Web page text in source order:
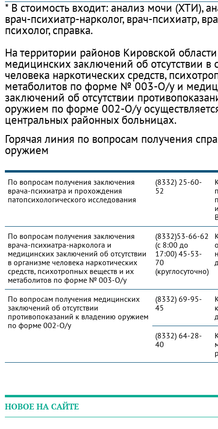
* В стоимость входит: анализ мочи (ХТИ),
врач-психиатр-нарколог, врач-психиатр,
психолог, справка.
На территории районов Кировской
медицинских заключений об отсутствии в
человека наркотических средств,
метаболитов по форме № 003-О/у и
заключений об отсутствии
оружием по форме 002-О/у
центральных районных больницах.
Горячая линия по вопросам получения
оружием
По вопросам получения заключения
врача-психиатра и прохождения
патопсихологического исследования
(8332) 25-60-
52
По вопросам получения заключения
врача-психиатра-нарколога и
медицинских заключений об отсутствии
в организме человека наркотических
средств, психотропных веществ и их
метаболитов по форме № 003-О/у
(8332)53-66-62
(с 8:00 до
17:00) 45-53-
70
(круглосуточно)
По вопросам получения медицинских
заключений об отсутствии
противопоказаний к владению оружием
по форме 002-О/у
(8332) 69-95-
45
(8332) 64-28-
40
НОВОЕ НА САЙТЕ